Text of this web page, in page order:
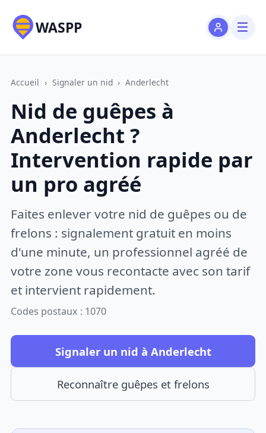
WASPP
Accueil › Signaler un nid › Anderlecht
Nid de guêpes à
Anderlecht ?
Intervention rapide par
un pro agréé
Faites enlever votre nid de guêpes ou de
frelons : signalement gratuit en moins
d'une minute, un professionnel agréé de
votre zone vous recontacte avec son tarif
et intervient rapidement.
Codes postaux : 1070
Signaler un nid à Anderlecht
Reconnaître guêpes et frelons